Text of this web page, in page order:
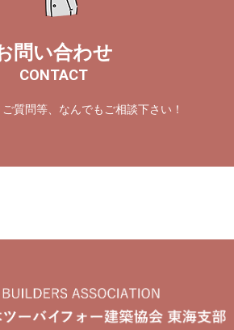
問い合わせ
CONTACT
質問等、なんでもご相談下さい！